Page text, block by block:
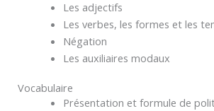
Les adjectifs
Les verbes, les formes et les
Négation
Les auxiliaires modaux
Vocabulaire
Présentation et formule de